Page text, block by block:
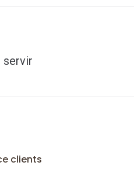
servir
clients